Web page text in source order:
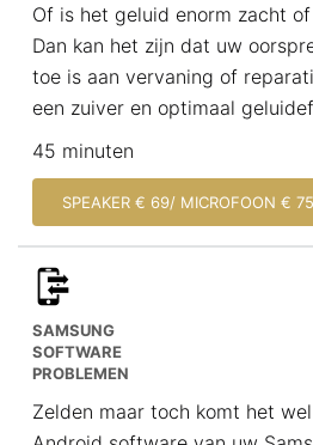
Of is het geluid enorm zacht
Dan kan het zijn dat uw
toe is aan vervaning of
een zuiver en optimaal
45 minuten
SPEAKER € 69/ MICROFOON € 75
SAMSUNG
SOFTWARE
PROBLEMEN
Zelden maar toch komt het